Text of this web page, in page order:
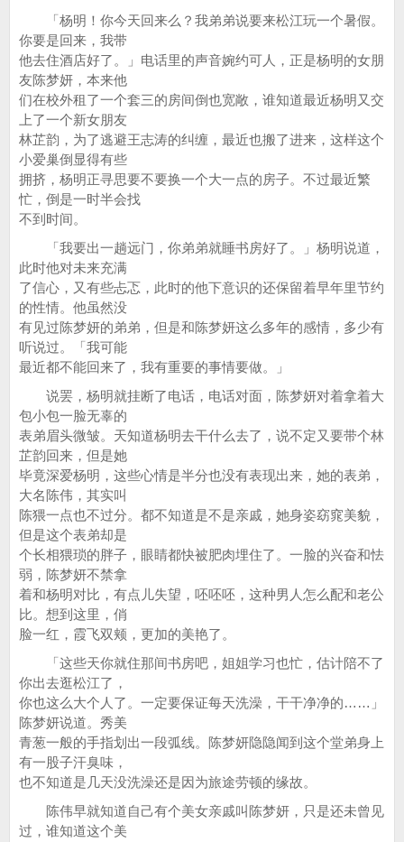
「杨明！你今天回来么？我弟弟说要来松江玩一个暑假。
你要是回来，我带
他去住酒店好了。」电话里的声音婉约可人，正是杨明的女朋
友陈梦妍，本来他
们在校外租了一个套三的房间倒也宽敞，谁知道最近杨明又交
上了一个新女朋友
林芷韵，为了逃避王志涛的纠缠，最近也搬了进来，这样这个
小爱巢倒显得有些
拥挤，杨明正寻思要不要换一个大一点的房子。不过最近繁
忙，倒是一时半会找
不到时间。
「我要出一趟远门，你弟弟就睡书房好了。」杨明说道，
此时他对未来充满
了信心，又有些忐忑，此时的他下意识的还保留着早年里节约
的性情。他虽然没
有见过陈梦妍的弟弟，但是和陈梦妍这么多年的感情，多少有
听说过。「我可能
最近都不能回来了，我有重要的事情要做。」
说罢，杨明就挂断了电话，电话对面，陈梦妍对着拿着大
包小包一脸无辜的
表弟眉头微皱。天知道杨明去干什么去了，说不定又要带个林
芷韵回来，但是她
毕竟深爱杨明，这些心情是半分也没有表现出来，她的表弟，
大名陈伟，其实叫
陈猥一点也不过分。都不知道是不是亲戚，她身姿窈窕美貌，
但是这个表弟却是
个长相猥琐的胖子，眼睛都快被肥肉埋住了。一脸的兴奋和怯
弱，陈梦妍不禁拿
着和杨明对比，有点儿失望，呸呸呸，这种男人怎么配和老公
比。想到这里，俏
脸一红，霞飞双颊，更加的美艳了。
「这些天你就住那间书房吧，姐姐学习也忙，估计陪不了
你出去逛松江了，
你也这么大个人了。一定要保证每天洗澡，干干净净的……」
陈梦妍说道。秀美
青葱一般的手指划出一段弧线。陈梦妍隐隐闻到这个堂弟身上
有一股子汗臭味，
也不知道是几天没洗澡还是因为旅途劳顿的缘故。
陈伟早就知道自己有个美女亲戚叫陈梦妍，只是还未曾见
过，谁知道这个美